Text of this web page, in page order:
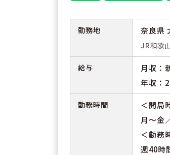
勤務地 奈良県
JR和歌
給与
月収：
年収：
勤務時間
＜開局
月～金
＜勤務
週40時